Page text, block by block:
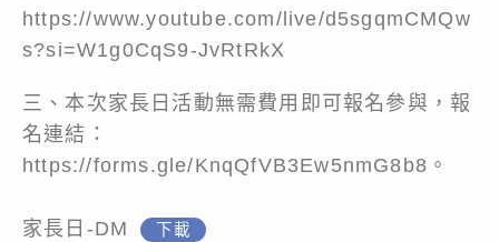
https://www.youtube.com/live/d5sgqmCMQw
s?si=W1g0CqS9-JvRtRkX
三、本次家長日活動無需費用即可報名參與，報
名連結：
https://forms.gle/KnqQfVB3Ew5nmG8b8 。
家長日-DM 下載